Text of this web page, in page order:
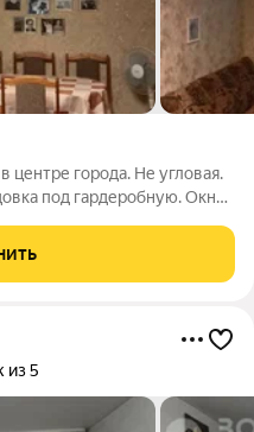
центре города. Не угловая.
под гардеробную. Окна -
во дворе. Благоустроенный
из 5